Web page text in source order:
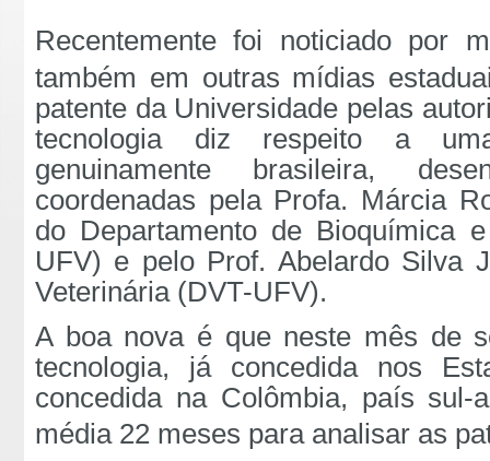
Recentemente foi noticiado por
também em outras mídias
patente da Universidade pelas
tecnologia diz respeito a
genuinamente brasileira,
coordenadas pela Profa. Márcia
do Departamento de Bioquímica
UFV) e pelo Prof. Abelardo Silva
Veterinária (DVT-UFV).
A boa nova é que neste mês de
tecnologia, já concedida nos
concedida na Colômbia, país sul-
média 22 meses para analisar as